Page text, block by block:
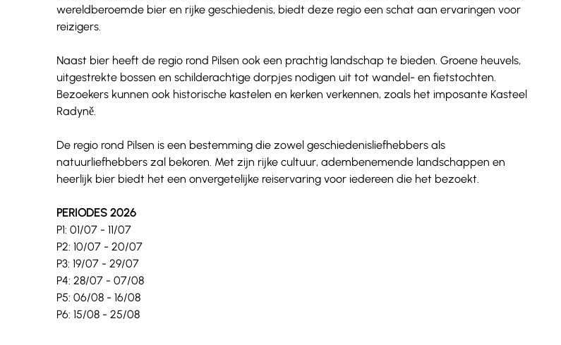
wereldberoemde bier en rijke geschiedenis, biedt deze regio een schat aan ervaringen voor
reizigers.
Naast bier heeft de regio rond Pilsen ook een prachtig landschap te bieden. Groene heuvels,
uitgestrekte bossen en schilderachtige dorpjes nodigen uit tot wandel- en fietstochten.
Bezoekers kunnen ook historische kastelen en kerken verkennen, zoals het imposante Kasteel
Radyně.
De regio rond Pilsen is een bestemming die zowel geschiedenisliefhebbers als
natuurliefhebbers zal bekoren. Met zijn rijke cultuur, adembenemende landschappen en
heerlijk bier biedt het een onvergetelijke reiservaring voor iedereen die het bezoekt.
PERIODES 2026
P1: 01/07 - 11/07
P2: 10/07 - 20/07
P3: 19/07 - 29/07
P4: 28/07 - 07/08
P5: 06/08 - 16/08
P6: 15/08 - 25/08